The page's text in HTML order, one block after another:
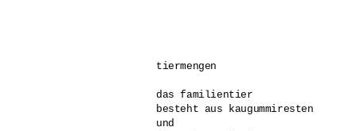
tiermengen
das familientier
besteht aus kaugummiresten
und